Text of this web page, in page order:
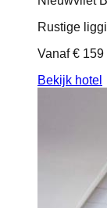
Rustige
Vanaf€ 159
Bekijk hotel